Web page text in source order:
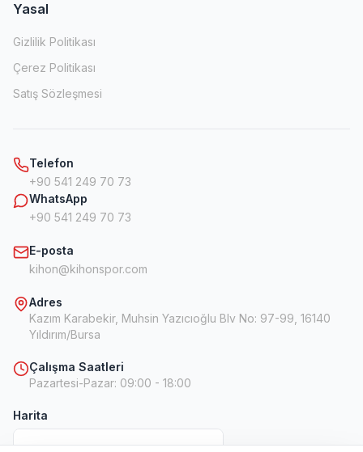
Yasal
Gizlilik Politikası
Çerez Politikası
Satış Sözleşmesi
Telefon
+90 541 249 70 73
WhatsApp
+90 541 249 70 73
E-posta
kihon@kihonspor.com
Adres
Kazım Karabekir, Muhsin Yazıcıoğlu Blv No: 97-99, 16140
Yıldırım/Bursa
Çalışma Saatleri
Pazartesi-Pazar: 09:00 - 18:00
Harita